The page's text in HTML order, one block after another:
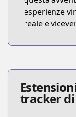
esperienze
reale e
tracker